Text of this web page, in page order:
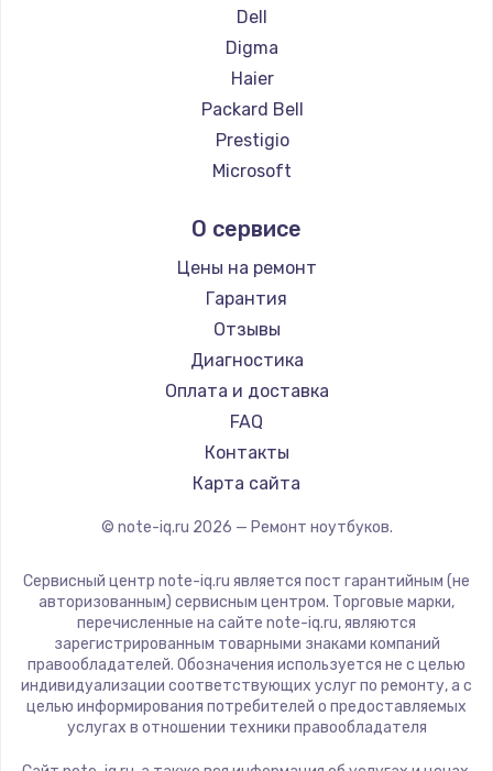
Ремонт ноутбуков Hasee
Ремонт ноутбуков ZTE
Ремонт ноутбуков Hiper
Ремонт ноутбуков Evga
Ремонт ноутбуков Google
Ремонт ноутбуков Echips
Ремонт ноутбуков Predator
Ремонт ноутбуков iru
Ремонт ноутбуков Machenike
Ремонт ноутбуков DEXP
Ремонт ноутбуков Teclast
Ремонт ноутбуков CHUWI
Ремонт ноутбуков Colorful
Dell
Digma
Haier
Packard Bell
Prestigio
Microsoft
Aquarius
Gigabyte
Aorus
Maibenben
Getac
Epson
Philips
LG
Panasonic
ZTE
Hiper
Evga
Google
Echips
О сервисе
Цены на ремонт
Гарантия
Отзывы
Диагностика
Оплата и доставка
FAQ
Контакты
Карта сайта
© note-iq.ru 2026 — Ремонт ноутбуков.
Сервисный центр note-iq.ru является пост гарантийным (не
авторизованным) сервисным центром. Торговые марки,
перечисленные на сайте note-iq.ru, являются
зарегистрированным товарными знаками компаний
правообладателей. Обозначения используется не с целью
индивидуализации соответствующих услуг по ремонту, а с
целью информирования потребителей о предоставляемых
услугах в отношении техники правообладателя